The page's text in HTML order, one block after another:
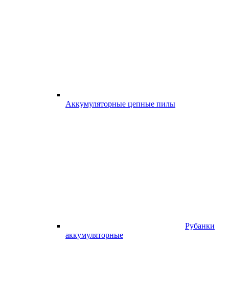
Аккумуляторные цепные пилы
Рубанки
аккумуляторные